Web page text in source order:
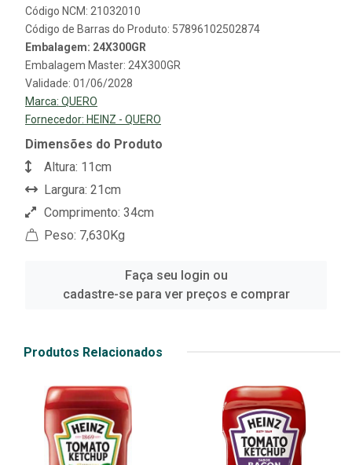
Código NCM: 21032010
Código de Barras do Produto: 57896102502874
Embalagem: 24X300GR
Embalagem Master: 24X300GR
Validade: 01/06/2028
Marca: QUERO
Fornecedor: HEINZ - QUERO
Dimensões do Produto
Altura: 11cm
Largura: 21cm
Comprimento: 34cm
Peso: 7,630Kg
Faça seu login ou
cadastre-se para ver preços e comprar
Produtos Relacionados